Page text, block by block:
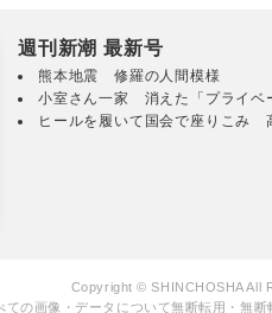
週刊新潮 最新号
熊本地震 修羅の人間模様
小室さん一家 消えた「プライベ
ヒールを履いて国会で座りこみ
Copyright © SHINCHOSHA All
ての画像・データについて無断転用・無断